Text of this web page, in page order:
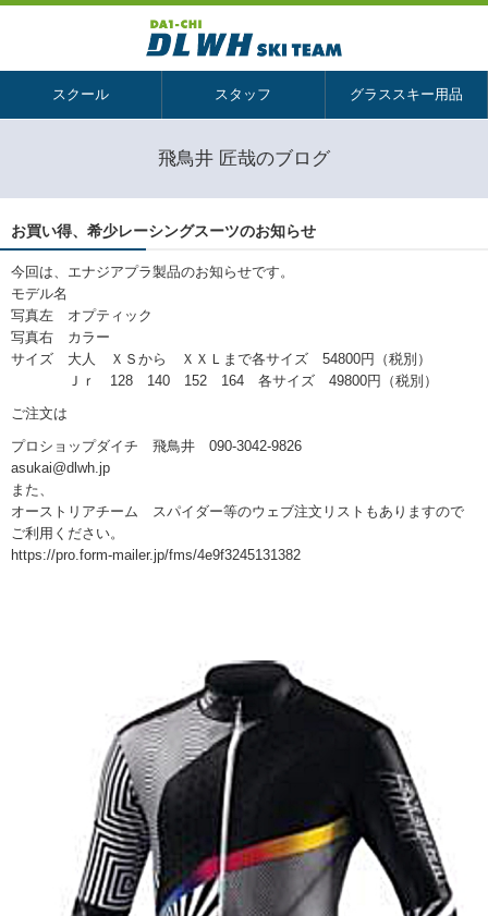
スクール スタッフ グラススキー用品
飛鳥井 匠哉のブログ
お買い得、希少レーシングスーツのお知らせ
今回は、エナジアプラ製品のお知らせです。
モデル名
写真左 オプティック
写真右 カラー
サイズ 大人 ＸＳから ＸＸＬまで各サイズ 54800円（税別）
Ｊｒ 128 140 152 164 各サイズ 49800円（税別）
ご注文は
プロショップダイチ 飛鳥井 090-3042-9826
asukai@dlwh.jp
また、
オーストリアチーム スパイダー等のウェブ注文リストもありますので
ご利用ください。
https://pro.form-mailer.jp/fms/4e9f3245131382